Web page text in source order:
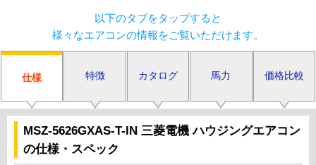
以下のタブをタップすると
様々なエアコンの情報をご覧いただけます。
仕様 特徴 カタログ 馬力 価格比較
MSZ-5626GXAS-T-IN 三菱電機 ハウジングエアコン
の仕様・スペック